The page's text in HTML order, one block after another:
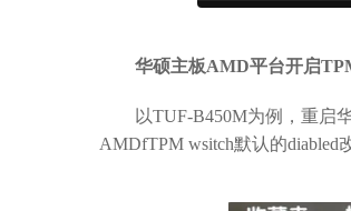
华硕主板AMD平台开启
以TUF-B450M为例，重启华
AMDfTPM wsitch默认的diabled